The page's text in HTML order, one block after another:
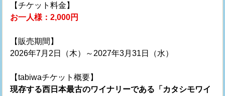
【チケット料金】
お一人様：2,000円
【販売期間】
2026年7月2日（木）～2027年3月31日（水）
【tabiwaチケット概要】
現存する西日本最古のワイナリーである「カタシモワイ